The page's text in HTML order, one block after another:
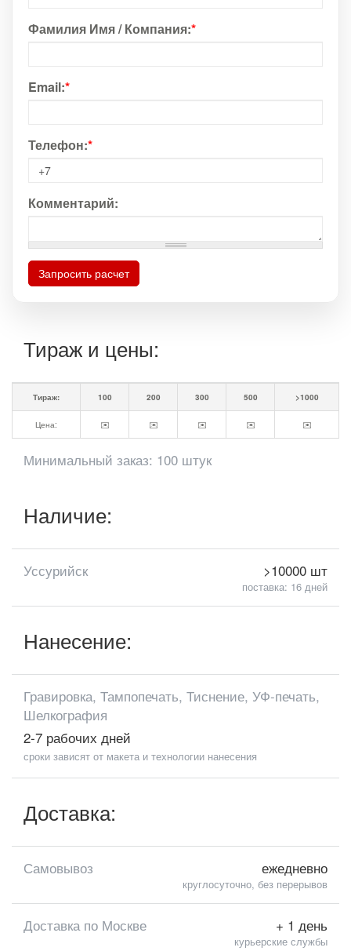
Фамилия Имя / Компания:*
Email:*
Телефон:*
Комментарий:
Запросить расчет
Тираж и цены:
Тираж: 100 200 300 500 >1000
Цена: ✉️ ✉️ ✉️ ✉️ ✉️
Минимальный заказ: 100 штук
Наличие:
Уссурийск >10000 шт
поставка: 16 дней
Нанесение:
Гравировка, Тампопечать, Тиснение, УФ-печать,
Шелкография
2-7 рабочих дней
сроки зависят от макета и технологии нанесения
Доставка:
Самовывоз ежедневно
круглосуточно, без перерывов
Доставка по Москве + 1 день
курьерские службы